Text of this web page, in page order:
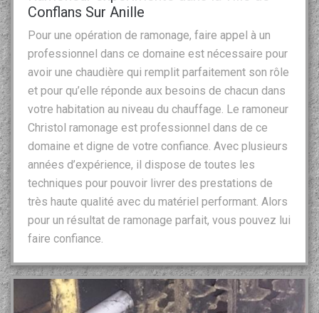
Conflans Sur Anille
Pour une opération de ramonage, faire appel à un
professionnel dans ce domaine est nécessaire pour
avoir une chaudière qui remplit parfaitement son rôle
et pour qu’elle réponde aux besoins de chacun dans
votre habitation au niveau du chauffage. Le ramoneur
Christol ramonage est professionnel dans de ce
domaine et digne de votre confiance. Avec plusieurs
années d’expérience, il dispose de toutes les
techniques pour pouvoir livrer des prestations de
très haute qualité avec du matériel performant. Alors
pour un résultat de ramonage parfait, vous pouvez lui
faire confiance.